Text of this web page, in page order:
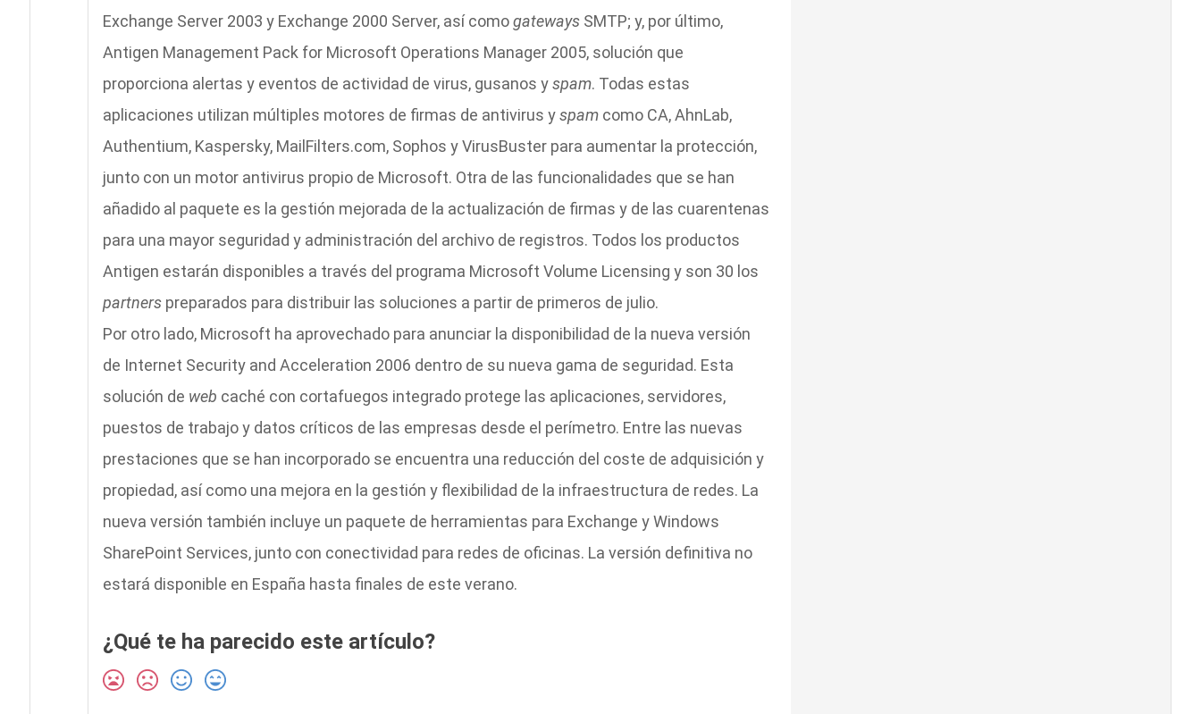
Exchange Server 2003 y Exchange 2000 Server, así comogatewaysSMTP; y, por último,
Antigen Management Pack for Microsoft Operations Manager 2005, solución que
proporciona alertas y eventos de actividad de virus, gusanos yspam. Todas estas
aplicaciones utilizan múltiples motores de firmas de antivirus yspamcomo CA, AhnLab,
Authentium, Kaspersky, MailFilters.com, Sophos y VirusBuster para aumentar la protección,
junto con un motor antivirus propio de Microsoft. Otra de las funcionalidades que se han
añadido al paquete es la gestión mejorada de la actualización de firmas y de las cuarentenas
para una mayor seguridad y administración del archivo de registros. Todos los productos
Antigen estarán disponibles a través del programa Microsoft Volume Licensing y son 30 los
partnerspreparados para distribuir las soluciones a partir de primeros de julio.
Por otro lado, Microsoft ha aprovechado para anunciar la disponibilidad de la nueva versión
de Internet Security and Acceleration 2006 dentro de su nueva gama de seguridad. Esta
solución de web caché con cortafuegos integrado protege las aplicaciones, servidores,
puestos de trabajo y datos críticos de las empresas desde el perímetro. Entre las nuevas
prestaciones que se han incorporado se encuentra una reducción del coste de adquisición y
propiedad, así como una mejora en la gestión y flexibilidad de la infraestructura de redes. La
nueva versión también incluye un paquete de herramientas para Exchange y Windows
SharePoint Services, junto con conectividad para redes de oficinas. La versión definitiva no
estará disponible en España hasta finales de este verano.
¿Qué te ha parecido este artículo?